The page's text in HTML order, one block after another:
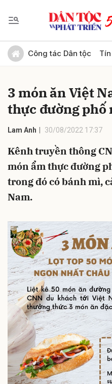
Công tác Dân tộc
3 món ăn Việt
thực đường phố
Lam Anh 30/08/2022 17:37
Kênh truyền thông
món ẩm thực đường
trong đó có bánh mì,
Nam.
Gửi bình luận